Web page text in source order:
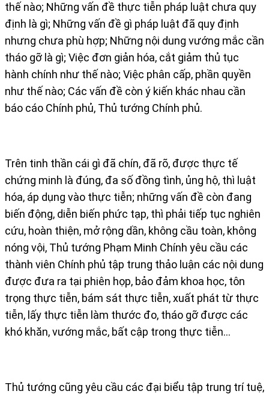
thế nào; Những vấn đề thực tiễn pháp luật chưa quy
định là gì; Những vấn đề gì pháp luật đã quy định
nhưng chưa phù hợp; Những nội dung vướng mắc cần
tháo gỡ là gì; Việc đơn giản hóa, cắt giảm thủ tục
hành chính như thế nào; Việc phân cấp, phần quyền
như thế nào; Các vấn đề còn ý kiến khác nhau cần
báo cáo Chính phủ, Thủ tướng Chính phủ.
Trên tinh thần cái gì đã chín, đã rõ, được thực tế
chứng minh là đúng, đa số đồng tình, ủng hộ, thì luật
hóa, áp dụng vào thực tiễn; những vấn đề còn đang
biến động, diễn biến phức tạp, thì phải tiếp tục nghiên
cứu, hoàn thiện, mở rộng dần, không cầu toàn, không
nóng vội, Thủ tướng Phạm Minh Chính yêu cầu các
thành viên Chính phủ tập trung thảo luận các nội dung
được đưa ra tại phiên họp, bảo đảm khoa học, tôn
trọng thực tiễn, bám sát thực tiễn, xuất phát từ thực
tiễn, lấy thực tiễn làm thước đo, tháo gỡ được các
khó khăn, vướng mắc, bất cập trong thực tiễn...
Thủ tướng cũng yêu cầu các đại biểu tập trung trí tuệ,